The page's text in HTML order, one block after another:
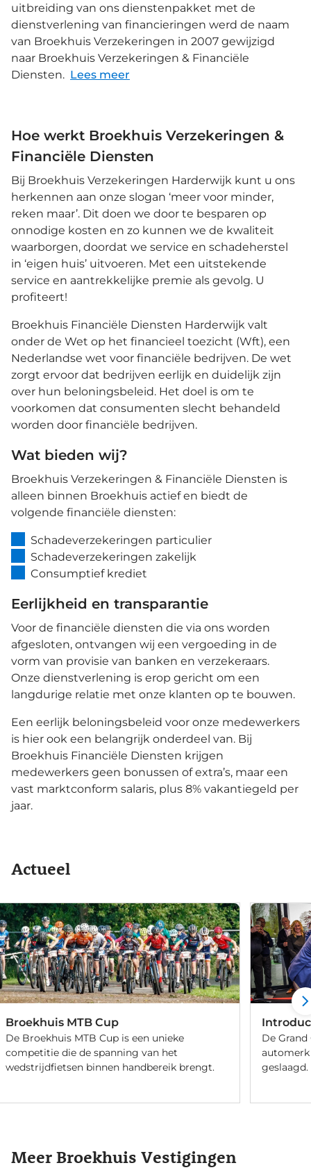
uitbreiding van ons dienstenpakket met de
dienstverlening van financieringen werd de naam
van Broekhuis Verzekeringen in 2007 gewijzigd
naar Broekhuis Verzekeringen & Financiële
Diensten. Lees meer
Hoe werkt Broekhuis Verzekeringen &
Financiële Diensten
Bij Broekhuis Verzekeringen Harderwijk kunt u ons
herkennen aan onze slogan ‘meer voor minder,
reken maar’. Dit doen we door te besparen op
onnodige kosten en zo kunnen we de kwaliteit
waarborgen, doordat we service en schadeherstel
in ‘eigen huis’ uitvoeren. Met een uitstekende
service en aantrekkelijke premie als gevolg. U
profiteert!
Broekhuis Financiële Diensten Harderwijk valt
onder de Wet op het financieel toezicht (Wft), een
Nederlandse wet voor financiële bedrijven. De wet
zorgt ervoor dat bedrijven eerlijk en duidelijk zijn
over hun beloningsbeleid. Het doel is om te
voorkomen dat consumenten slecht behandeld
worden door financiële bedrijven.
Wat bieden wij?
Broekhuis Verzekeringen & Financiële Diensten is
alleen binnen Broekhuis actief en biedt de
volgende financiële diensten:
Schadeverzekeringen particulier
Schadeverzekeringen zakelijk
Consumptief krediet
Eerlijkheid en transparantie
Voor de financiële diensten die via ons worden
afgesloten, ontvangen wij een vergoeding in de
vorm van provisie van banken en verzekeraars.
Onze dienstverlening is erop gericht om een
langdurige relatie met onze klanten op te bouwen.
Een eerlijk beloningsbeleid voor onze medewerkers
is hier ook een belangrijk onderdeel van. Bij
Broekhuis Financiële Diensten krijgen
medewerkers geen bonussen of extra’s, maar een
vast marktconform salaris, plus 8% vakantiegeld per
jaar.
Actueel
Broekhuis MTB Cup
De Broekhuis MTB Cup is een unieke
competitie die de spanning van het
wedstrijdfietsen binnen handbereik brengt.
De
automerk
geslaagd.
Meer Broekhuis Vestigingen